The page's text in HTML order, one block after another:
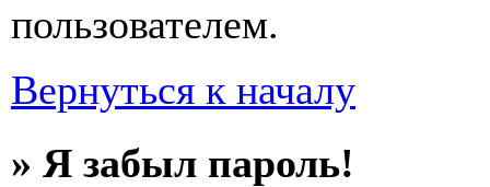
пользователем.
Вернуться к началу
» Я забыл пароль!